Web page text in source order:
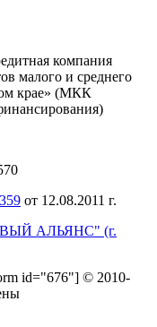
компания
малого и среднего
крае» (МКК
от 12.08.2011 г.
АЛЬЯНС" (г.
id="676"] © 2010-